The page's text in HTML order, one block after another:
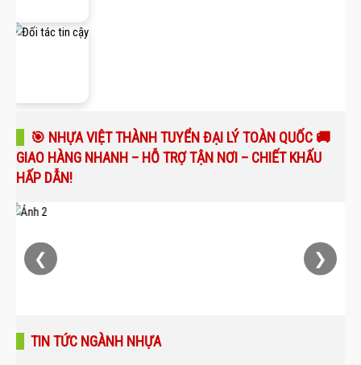
🎯 NHỰA VIỆT THÀNH TUYỂN ĐẠI LÝ TOÀN QUỐC 🚚
GIAO HÀNG NHANH – HỖ TRỢ TẬN NƠI – CHIẾT KHẤU
HẤP DẪN!
❮ ❯
TIN TỨC NGÀNH NHỰA